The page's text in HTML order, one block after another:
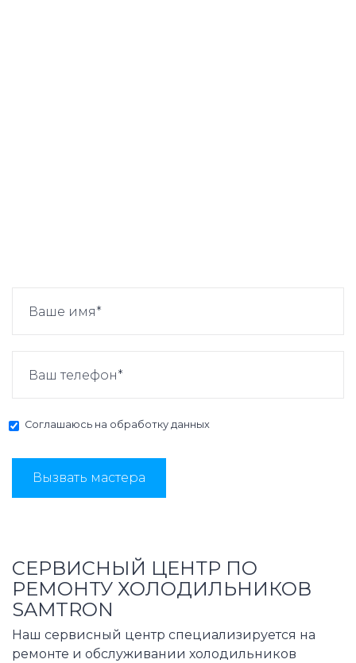
Соглашаюсь на обработку данных
Вызвать мастера
СЕРВИСНЫЙ ЦЕНТР ПО
РЕМОНТУ ХОЛОДИЛЬНИКОВ
SAMTRON
Наш сервисный центр специализируется на
ремонте и обслуживании холодильников